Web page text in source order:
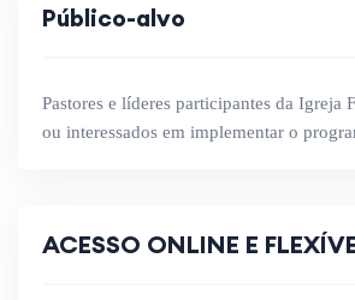
Público-alvo
Pastores e líderes participantes da Igreja
ou interessados em implementar o
ACESSO ONLINE E